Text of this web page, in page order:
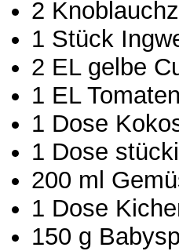
2
1 Stück
2 EL gelbe
1 EL
1 Dose
1 Dose
200 ml
1 Dose
150 g